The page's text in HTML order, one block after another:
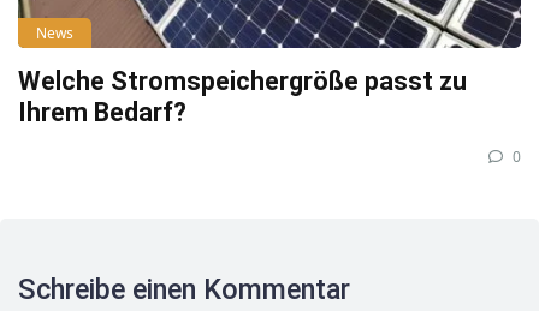
News
Welche Stromspeichergröße passt zu
Ihrem Bedarf?
0
Schreibe einen Kommentar